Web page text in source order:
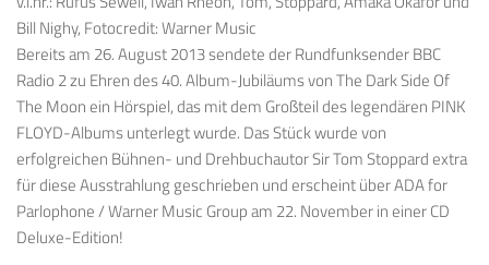
Bill Nighy, Fotocredit: Warner Music
Bereits am 26. August 2013 sendete der Rundfunksender BBC
Radio 2 zu Ehren des 40. Album-Jubiläums von The Dark Side Of
The Moon ein Hörspiel, das mit dem Großteil des legendären PINK
FLOYD-Albums unterlegt wurde. Das Stück wurde von
erfolgreichen Bühnen- und Drehbuchautor Sir Tom Stoppard extra
für diese Ausstrahlung geschrieben und erscheint über ADA for
Parlophone / Warner Music Group am 22. November in einer CD
Deluxe-Edition!